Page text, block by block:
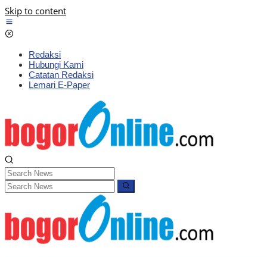
Skip to content
Redaksi
Hubungi Kami
Catatan Redaksi
Lemari E-Paper